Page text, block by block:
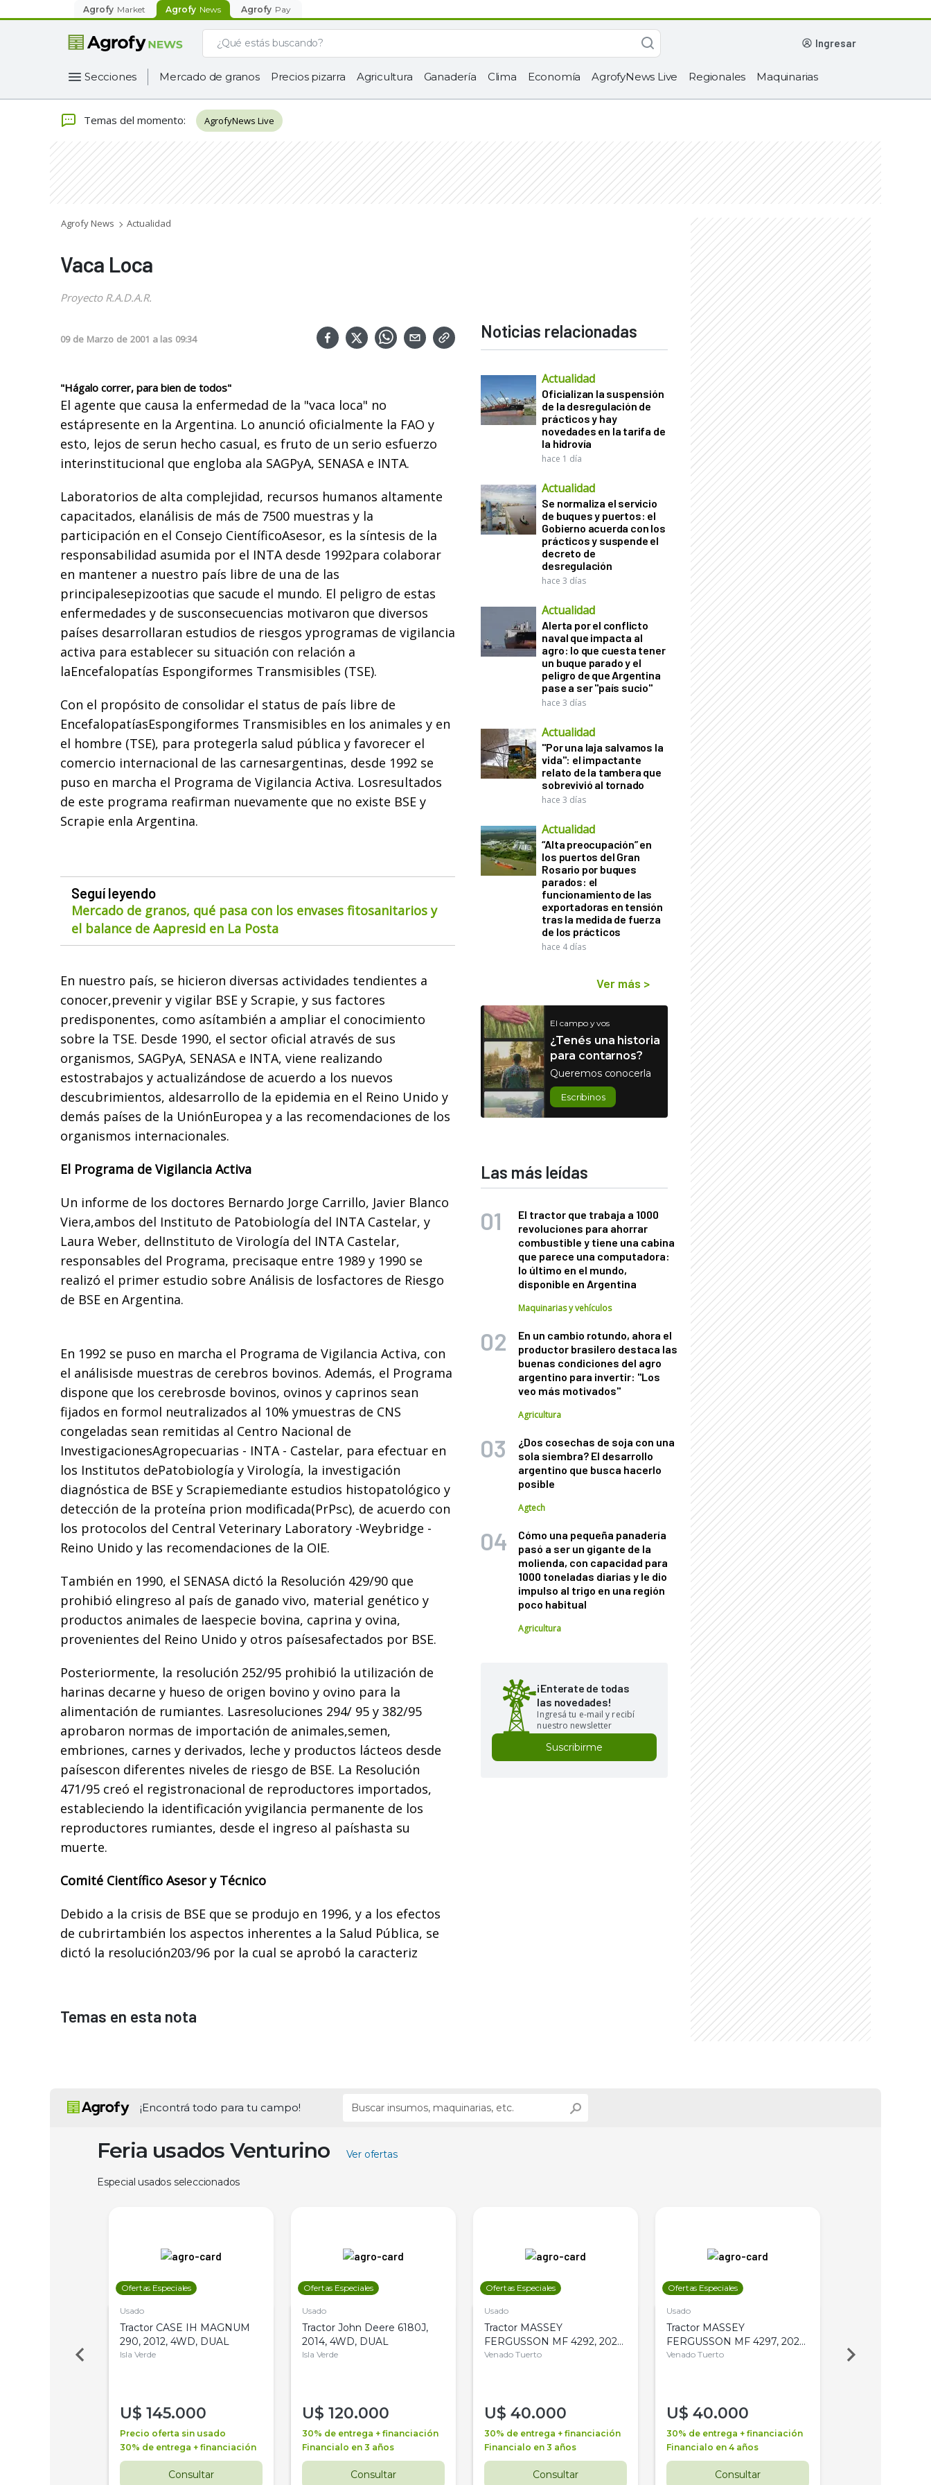
Agrofy Market Agrofy News Agrofy Pay
ingresar
Secciones Mercado de granos Precios pizarra Agricultura Ganadería Clima Economía AgrofyNews Live Regionales Maquinarias
Temas del momento: AgrofyNews Live
Agrofy News Actualidad
Vaca Loca
Proyecto R.A.D.A.R.
09 de Marzo de 2001 a las 09:34
"Hágalo correr, para bien de todos"
El agente que causa la enfermedad de la "vaca loca" no
estápresente en la Argentina. Lo anunció oficialmente la FAO y
esto, lejos de serun hecho casual, es fruto de un serio esfuerzo
interinstitucional que engloba ala SAGPyA, SENASA e INTA.
Laboratorios de alta complejidad, recursos humanos altamente
capacitados, elanálisis de más de 7500 muestras y la
participación en el Consejo CientíficoAsesor, es la síntesis de la
responsabilidad asumida por el INTA desde 1992para colaborar
en mantener a nuestro país libre de una de las
principalesepizootias que sacude el mundo. El peligro de estas
enfermedades y de susconsecuencias motivaron que diversos
países desarrollaran estudios de riesgos yprogramas de vigilancia
activa para establecer su situación con relación a
laEncefalopatías Espongiformes Transmisibles (TSE).
Con el propósito de consolidar el status de país libre de
EncefalopatíasEspongiformes Transmisibles en los animales y en
el hombre (TSE), para protegerla salud pública y favorecer el
comercio internacional de las carnesargentinas, desde 1992 se
puso en marcha el Programa de Vigilancia Activa. Losresultados
de este programa reafirman nuevamente que no existe BSE y
Scrapie enla Argentina.
Seguí leyendo
Mercado de granos, qué pasa con los envases fitosanitarios y
el balance de Aapresid en La Posta
En nuestro país, se hicieron diversas actividades tendientes a
conocer,prevenir y vigilar BSE y Scrapie, y sus factores
predisponentes, como asítambién a ampliar el conocimiento
sobre la TSE. Desde 1990, el sector oficial através de sus
organismos, SAGPyA, SENASA e INTA, viene realizando
estostrabajos y actualizándose de acuerdo a los nuevos
descubrimientos, aldesarrollo de la epidemia en el Reino Unido y
demás países de la UniónEuropea y a las recomendaciones de los
organismos internacionales.
El Programa de Vigilancia Activa
Un informe de los doctores Bernardo Jorge Carrillo, Javier Blanco
Viera,ambos del Instituto de Patobiología del INTA Castelar, y
Laura Weber, delInstituto de Virología del INTA Castelar,
responsables del Programa, precisaque entre 1989 y 1990 se
realizó el primer estudio sobre Análisis de losfactores de Riesgo
de BSE en Argentina.
En 1992 se puso en marcha el Programa de Vigilancia Activa, con
el análisisde muestras de cerebros bovinos. Además, el Programa
dispone que los cerebrosde bovinos, ovinos y caprinos sean
fijados en formol neutralizados al 10% ymuestras de CNS
congeladas sean remitidas al Centro Nacional de
InvestigacionesAgropecuarias - INTA - Castelar, para efectuar en
los Institutos dePatobiología y Virología, la investigación
diagnóstica de BSE y Scrapiemediante estudios histopatológico y
detección de la proteína prion modificada(PrPsc), de acuerdo con
los protocolos del Central Veterinary Laboratory -Weybridge -
Reino Unido y las recomendaciones de la OIE.
También en 1990, el SENASA dictó la Resolución 429/90 que
prohibió elingreso al país de ganado vivo, material genético y
productos animales de laespecie bovina, caprina y ovina,
provenientes del Reino Unido y otros paísesafectados por BSE.
Posteriormente, la resolución 252/95 prohibió la utilización de
harinas decarne y hueso de origen bovino y ovino para la
alimentación de rumiantes. Lasresoluciones 294/ 95 y 382/95
aprobaron normas de importación de animales,semen,
embriones, carnes y derivados, leche y productos lácteos desde
paísescon diferentes niveles de riesgo de BSE. La Resolución
471/95 creó el registronacional de reproductores importados,
estableciendo la identificación yvigilancia permanente de los
reproductores rumiantes, desde el ingreso al paíshasta su
muerte.
Comité Científico Asesor y Técnico
Debido a la crisis de BSE que se produjo en 1996, y a los efectos
de cubrirtambién los aspectos inherentes a la Salud Pública, se
dictó la resolución203/96 por la cual se aprobó la caracteriz
Noticias relacionadas
Actualidad
Oficializan la suspensión
de la desregulación de
prácticos y hay
novedades en la tarifa de
la hidrovía
hace 1 día
Actualidad
Se normaliza el servicio
de buques y puertos: el
Gobierno acuerda con los
prácticos y suspende el
decreto de
desregulación
hace 3 días
Actualidad
Alerta por el conflicto
naval que impacta al
agro: lo que cuesta tener
un buque parado y el
peligro de que Argentina
pase a ser "país sucio"
hace 3 días
Actualidad
"Por una laja salvamos la
vida": el impactante
relato de la tambera que
sobrevivió al tornado
hace 3 días
Actualidad
“Alta preocupación” en
los puertos del Gran
Rosario por buques
parados: el
funcionamiento de las
exportadoras en tensión
tras la medida de fuerza
de los prácticos
hace 4 días
Ver más >
El campo y vos
¿Tenés una historia
para contarnos?
Queremos conocerla
Escribinos
Las más leídas
El tractor que trabaja a 1000
revoluciones para ahorrar
combustible y tiene una cabina
que parece una computadora:
lo último en el mundo,
disponible en Argentina
Maquinarias y vehículos
En un cambio rotundo, ahora el
productor brasilero destaca las
buenas condiciones del agro
argentino para invertir: "Los
veo más motivados"
Agricultura
¿Dos cosechas de soja con una
sola siembra? El desarrollo
argentino que busca hacerlo
posible
Agtech
Cómo una pequeña panadería
pasó a ser un gigante de la
molienda, con capacidad para
1000 toneladas diarias y le dio
impulso al trigo en una región
poco habitual
Agricultura
¡Enterate de todas
las novedades!
Ingresá tu e-mail y recibí
nuestro newsletter
Suscribirme
Temas en esta nota
¡Encontrá todo para tu campo!
Feria usados Venturino Ver ofertas
Especial usados seleccionados
Ofertas Especiales
Usado
Tractor CASE IH MAGNUM
290, 2012, 4WD, DUAL
Isla Verde
U$ 145.000
Precio oferta sin usado
30% de entrega + financiación
Consultar
Ofertas Especiales
Usado
Tractor John Deere 6180J,
2014, 4WD, DUAL
Isla Verde
U$ 120.000
30% de entrega + financiación
Financialo en 3 años
Consultar
Ofertas Especiales
Usado
Tractor MASSEY
FERGUSSON MF 4292, 2020,
4WD, PATON
Venado Tuerto
U$ 40.000
30% de entrega + financiación
Financialo en 3 años
Consultar
Ofertas Especiales
Usado
Tractor MASSEY
FERGUSSON MF 4297, 2020,
4WD, PATON
Venado Tuerto
U$ 40.000
30% de entrega + financiación
Financialo en 4 años
Consultar
Venado Tuerto